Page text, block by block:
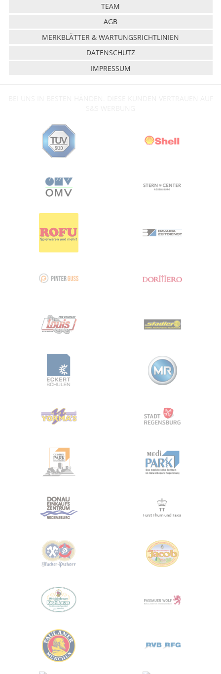
TEAM
AGB
MERKBLÄTTER & WARTUNGSRICHTLINIEN
DATENSCHUTZ
IMPRESSUM